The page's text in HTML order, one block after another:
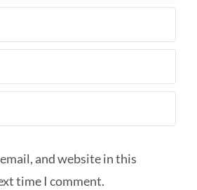
and website in this
time I comment.